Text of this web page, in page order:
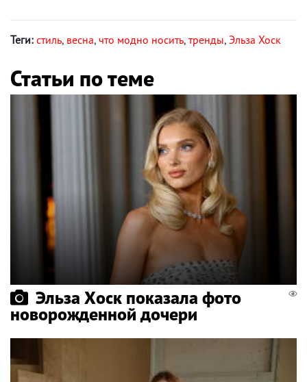
Теги: стиль, весна, что модно носить, тренды, Эльза Хоск
Статьи по теме
Эльза Хоск показала фото
новорожденной дочери